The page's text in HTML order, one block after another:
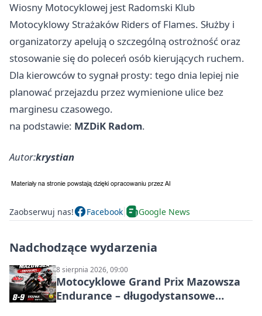
Wiosny Motocyklowej jest Radomski Klub
Motocyklowy Strażaków Riders of Flames. Służby i
organizatorzy apelują o szczególną ostrożność oraz
stosowanie się do poleceń osób kierujących ruchem.
Dla kierowców to sygnał prosty: tego dnia lepiej nie
planować przejazdu przez wymienione ulice bez
marginesu czasowego.
na podstawie: MZDiK Radom.
Autor:krystian
Zaobserwuj nas! Facebook Google News
Nadchodzące wydarzenia
8 sierpnia 2026, 09:00
Motocyklowe Grand Prix Mazowsza
Endurance – długodystansowe